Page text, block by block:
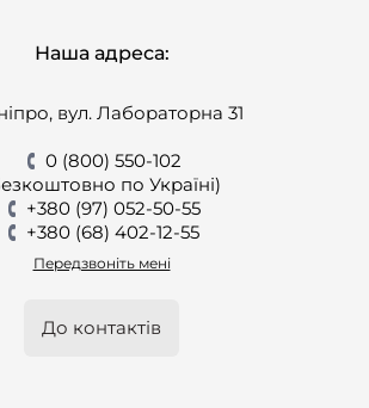
Наша адреса:
вул. Лабораторна 31
0 (800) 550-102
по Україні)
+380 (97) 052-50-55
+380 (68) 402-12-55
Передзвоніть мені
До контактів